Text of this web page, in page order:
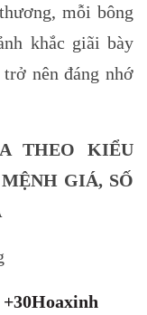
mỗi bông
khắc giãi bày
nên đáng nhớ
THEO KIỂU
GIÁ, SỐ